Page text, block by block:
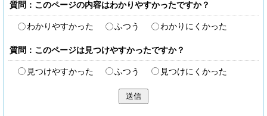
質問：このページの内容はわかりやすかったですか？
わかりやすかった ふつう わかりにくかった
質問：このページは見つけやすかったですか？
見つけやすかった ふつう 見つけにくかった
送信